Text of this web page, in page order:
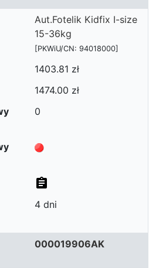
Aut.Fotelik Kidfix I-size
15-36kg
[PKWiU/CN: 94018000]
1403.81 zł
1474.00 zł
0
4 dni
000019906AK